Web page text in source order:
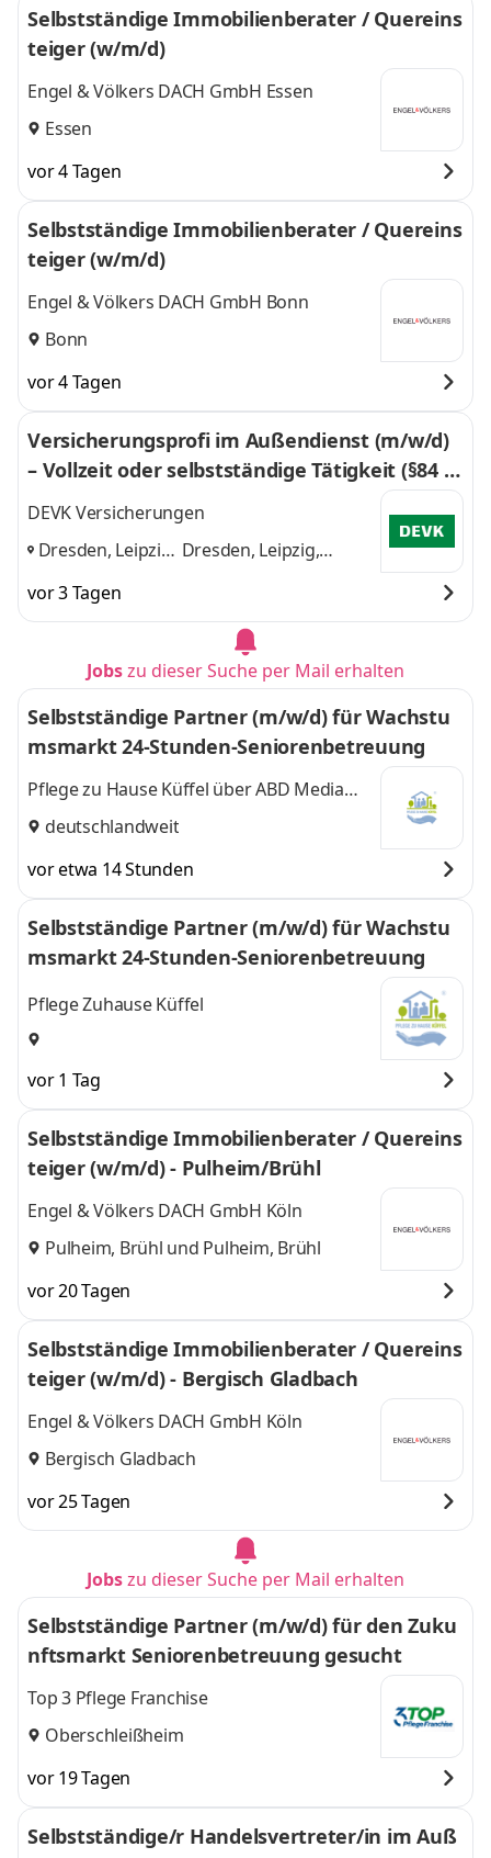
Selbstständige Immobilienberater / Quereins
teiger (w/m/d)
Engel & Völkers DACH GmbH Essen
Essen
vor 4 Tagen
Selbstständige Immobilienberater / Quereins
teiger (w/m/d)
Engel & Völkers DACH GmbH Bonn
Bonn
vor 4 Tagen
Versicherungsprofi im Außendienst (m/w/d)
– Vollzeit oder selbstständige Tätigkeit (§84 H
GB)
DEVK Versicherungen
Dresden, Leipzig,
Chemnitz,
Dresden, Leipzig,
vor 3 Tagen
Jobszu dieser Suche per Mail erhalten
Selbstständige Partner (m/w/d) für Wachstu
msmarkt 24-Stunden-Seniorenbetreuung
Pflege zu Hause Küffel über ABD Media
GmbH
deutschlandweit
vor etwa 14 Stunden
Selbstständige Partner (m/w/d) für Wachstu
msmarkt 24-Stunden-Seniorenbetreuung
Pflege Zuhause Küffel
vor 1 Tag
Selbstständige Immobilienberater / Quereins
teiger (w/m/d) - Pulheim/Brühl
Engel & Völkers DACH GmbH Köln
Pulheim, Brühl und Pulheim, Brühl
vor 20 Tagen
Selbstständige Immobilienberater / Quereins
teiger (w/m/d) - Bergisch Gladbach
Engel & Völkers DACH GmbH Köln
Bergisch Gladbach
vor 25 Tagen
Jobszu dieser Suche per Mail erhalten
Selbstständige Partner (m/w/d) für den Zuku
nftsmarkt Seniorenbetreuung gesucht
Top 3 Pflege Franchise
Oberschleißheim
vor 19 Tagen
Selbstständige/r Handelsvertreter/in im Auß